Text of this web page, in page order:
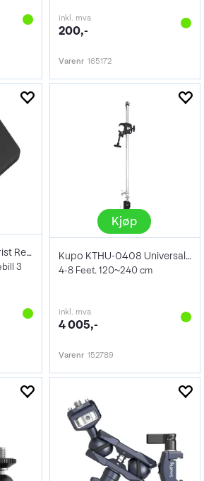
inkl. mva
200,-
Varenr 165172
Zhiyun Transmount Wrist Rest
3
Kjøp
Kupo KTHU-0408 Universal Head
4-8 Feet. 120~240 cm
inkl. mva
4 005,-
Varenr 152789